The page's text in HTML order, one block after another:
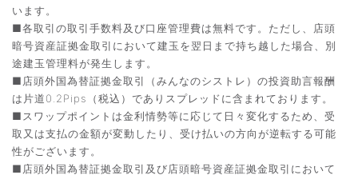
います。
■各取引の取引手数料及び口座管理費は無料です。ただし、店頭
暗号資産証拠金取引において建玉を翌日まで持ち越した場合、別
途建玉管理料が発生します。
■店頭外国為替証拠金取引（みんなのシストレ）の投資助言報酬
は片道0.2Pips（税込）でありスプレッドに含まれております。
■スワップポイントは金利情勢等に応じて日々変化するため、受
取又は支払の金額が変動したり、受け払いの方向が逆転する可能
性がございます。
■店頭外国為替証拠金取引及び店頭暗号資産証拠金取引において